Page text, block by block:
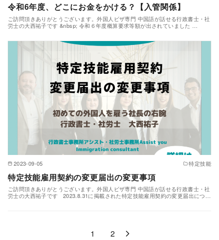
令和6年度、どこにお金をかける？【入管関係】
ご訪問頂きありがとうございます。外国人ビザ専門 中国語が話せる行政書士・社
労士の大西祐子です &nbsp; 令和６年度概算要求等額が出されていました …
2023-09-05 特定技能
特定技能雇用契約の変更届出の変更事項
ご訪問頂きありがとうございます。外国人ビザ専門 中国語が話せる行政書士・社
労士の大西祐子です 2023.8.31に掲載された特定技能雇用契約の変更届出につ…
1 2